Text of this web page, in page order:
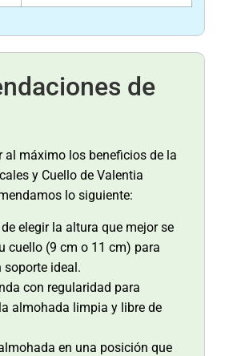
de
al máximo los beneficios de la
y Cuello de Valentia
lo siguiente:
elegir la altura que mejor se
cuello (9 cm o 11 cm) para
soporte ideal.
con regularidad para
almohada limpia y libre de
en una posición que